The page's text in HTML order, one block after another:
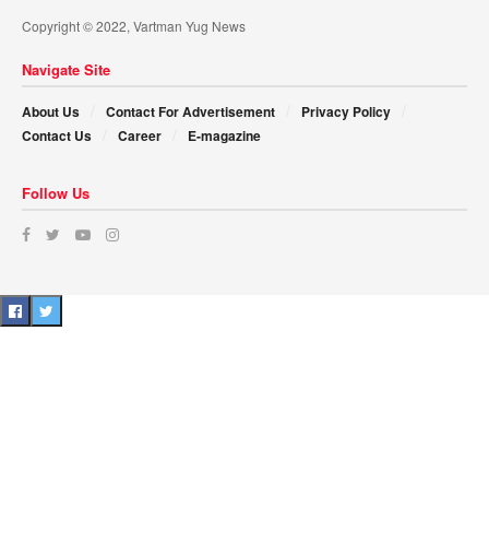
Copyright © 2022, Vartman Yug News
Navigate Site
About Us Contact For Advertisement
Privacy Policy
Contact Us
Career E-magazine
Follow Us